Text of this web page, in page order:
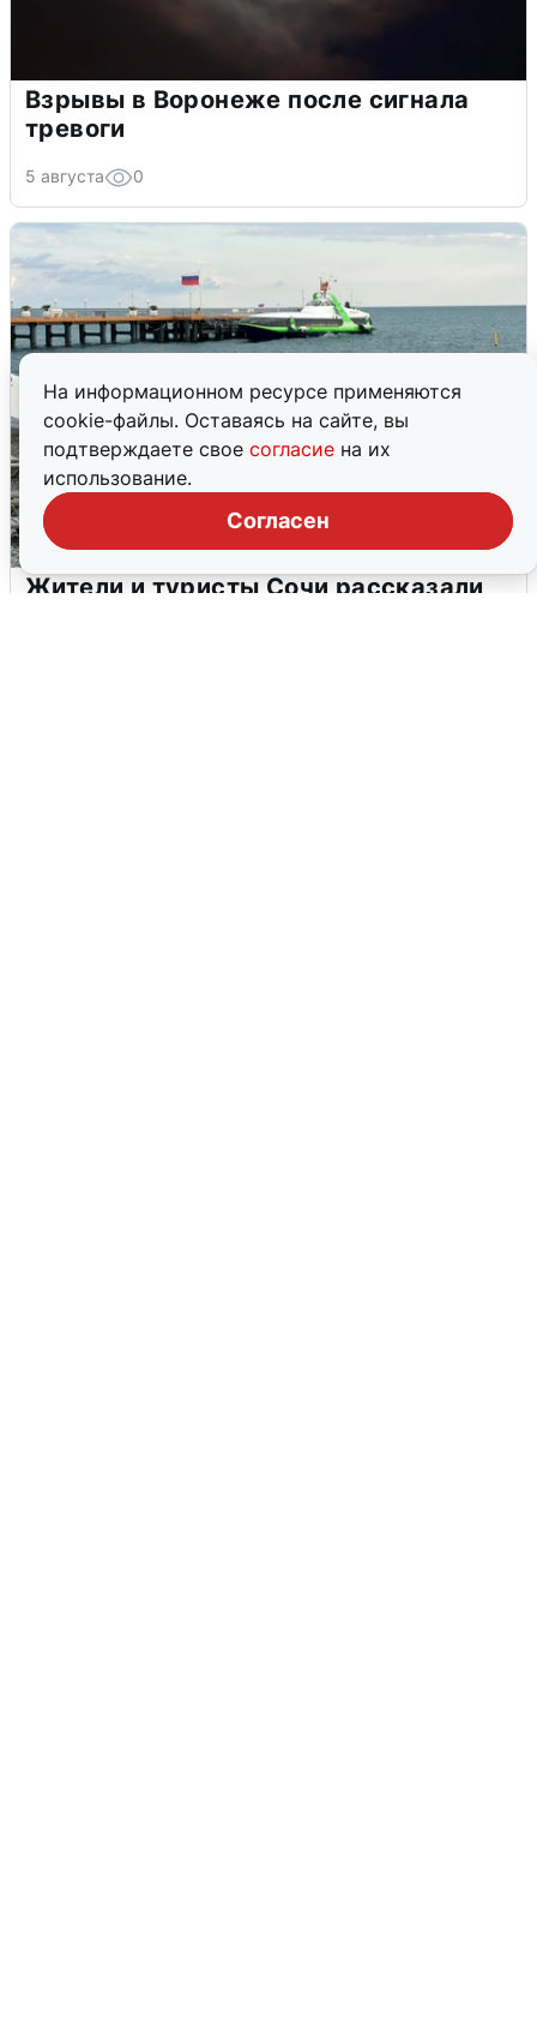
На информационном ресурсе применяются
cookie-файлы. Оставаясь на сайте, вы
подтверждаете свое согласие на их
использование.
Согласен
Взрывы в Воронеже после сигнала
тревоги
5 августа 0
Жители и туристы Сочи рассказали